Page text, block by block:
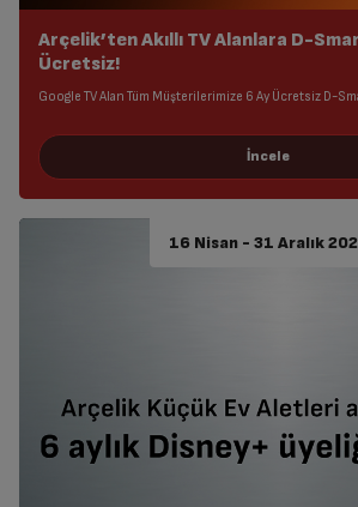
Arçelik’ten Akıllı TV Alanlara D-
Ücretsiz!
Google TV Alan Tüm Müşterilerimize 6 Ay Ücretsiz D-
16 Nisan - 31 Aralık